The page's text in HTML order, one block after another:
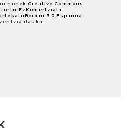
honek Creative Commons
EzKomertziala-
3.0 Espainia
dauka.